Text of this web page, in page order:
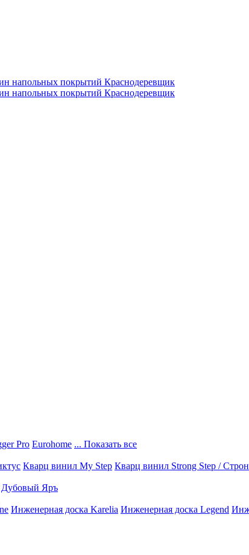
Pro Eurohome ... Показать все
Кварц винил My Step Кварц винил Strong Step /
Дубовый Яръ
Инженерная доска Karelia Инженерная доска Legend